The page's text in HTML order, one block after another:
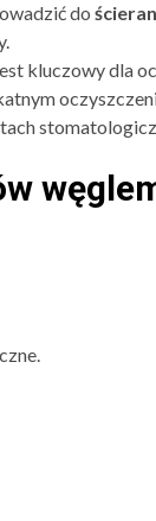
do
kluczowy dla